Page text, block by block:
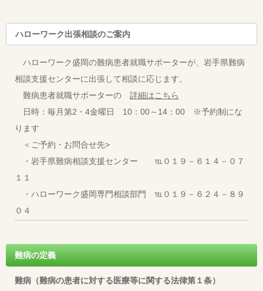
ハローワーク出張相談のご案内
ハローワーク盛岡の難病患者就職サポーターが、岩手県難病
相談支援センターに出張して相談に応じます。
難病患者就職サポーターの 詳細はこちら
日時：毎月第2・4金曜日 10：00～14：00 ※予約制にな
ります
＜ご予約・お問合せ先>
・岩手県難病相談支援センター ℡０１９－６１４－０７
１１
・ハローワーク盛岡専門相談部門 ℡０１９－６２４－８９
０４
難病の定義
難病（難病の患者に対する医療等に関する法律第１条）